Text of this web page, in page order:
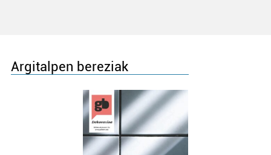
Argitalpen bereziak